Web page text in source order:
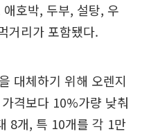
호박, 두부, 설탕, 우
거리가 포함됐다.
대체하기 위해 오렌지
격보다 10%가량 낮춰
8개, 특 10개를 각 1만